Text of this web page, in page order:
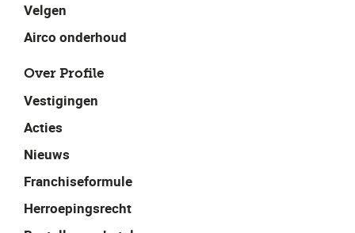
Velgen
Airco onderhoud
Over Profile
Vestigingen
Acties
Nieuws
Franchiseformule
Herroepingsrecht